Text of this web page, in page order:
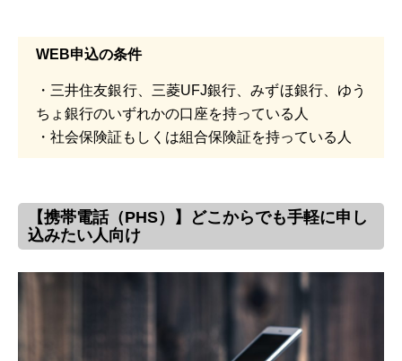
WEB申込の条件
・三井住友銀行、三菱UFJ銀行、みずほ銀行、ゆう
ちょ銀行のいずれかの口座を持っている人
・社会保険証もしくは組合保険証を持っている人
【携帯電話（PHS）】どこからでも手軽に申し
込みたい人向け